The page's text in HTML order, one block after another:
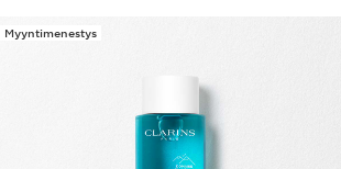
Myyntimenestys